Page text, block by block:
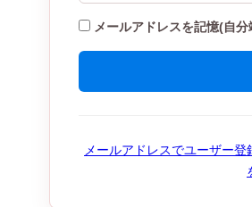
メールアドレスを記憶(自分
メールアドレスでユーザー登